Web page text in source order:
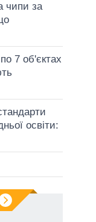
чипи за
7 об'єктах
освіти: